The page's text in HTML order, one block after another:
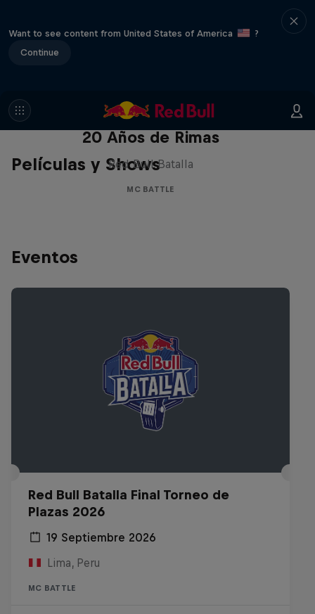
Want to see content from United States of America
?
Continue
Películas y Shows
Red Bull Batalla Nueva Historia:
20 Años de Rimas
Red Bull Batalla
MC BATTLE
Eventos
Red Bull Batalla Final Torneo de
Plazas 2026
19 Septiembre 2026
Lima, Peru
MC BATTLE